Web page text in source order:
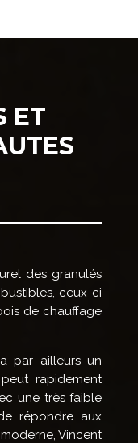
ET
des granulés
ceux-ci
de chauffage
par ailleurs un
rapidement
une très faible
répondre aux
Vincent